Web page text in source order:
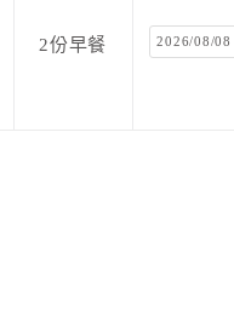
2份早餐 2026/08/08